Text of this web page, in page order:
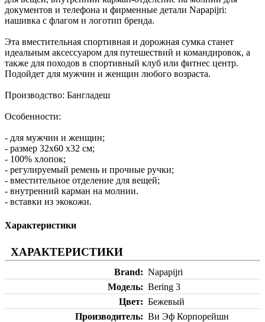
документов и телефона и фирменные детали Napapijri:
нашивка с флагом и логотип бренда.
Эта вместительная спортивная и дорожная сумка станет
идеальным аксессуаром для путешествий и командировок, а
также для походов в спортивный клуб или фитнес центр.
Подойдет для мужчин и женщин любого возраста.
Производство: Бангладеш
Особенности:
- для мужчин и женщин;
- размер 32х60 х32 см;
- 100% хлопок;
- регулируемый ремень и прочные ручки;
- вместительное отделение для вещей;
- внутренний карман на молнии.
- вставки из экокожи.
Характеристики
ХАРАКТЕРИСТИКИ
Brand
Napapijri
Модель
Bering 3
Цвет
Бежевый
Производитель
Ви Эф Корпорейшн